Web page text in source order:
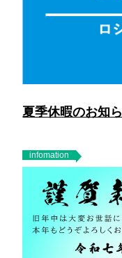
夏季休暇のお知
infomation